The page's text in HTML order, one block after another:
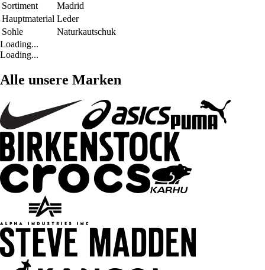
Sortiment
Madrid
Hauptmaterial Leder
Sohle
Naturkautschuk
Loading...
Loading...
Alle unsere Marken